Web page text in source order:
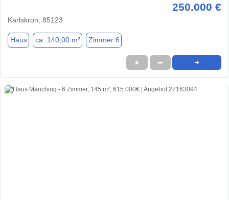
250.000 €
Karlskron, 85123
Haus ca. 140,00 m² Zimmer 6
★ ➦ ➜